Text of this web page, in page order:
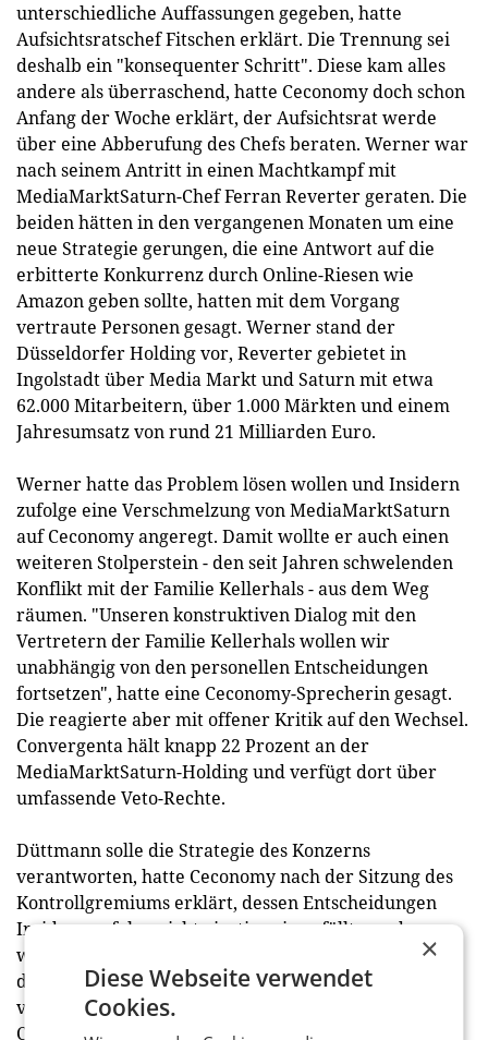
unterschiedliche Auffassungen gegeben, hatte
Aufsichtsratschef Fitschen erklärt. Die Trennung sei
deshalb ein "konsequenter Schritt". Diese kam alles
andere als überraschend, hatte Ceconomy doch schon
Anfang der Woche erklärt, der Aufsichtsrat werde
über eine Abberufung des Chefs beraten. Werner war
nach seinem Antritt in einen Machtkampf mit
MediaMarktSaturn-Chef Ferran Reverter geraten. Die
beiden hätten in den vergangenen Monaten um eine
neue Strategie gerungen, die eine Antwort auf die
erbitterte Konkurrenz durch Online-Riesen wie
Amazon geben sollte, hatten mit dem Vorgang
vertraute Personen gesagt. Werner stand der
Düsseldorfer Holding vor, Reverter gebietet in
Ingolstadt über Media Markt und Saturn mit etwa
62.000 Mitarbeitern, über 1.000 Märkten und einem
Jahresumsatz von rund 21 Milliarden Euro.
Werner hatte das Problem lösen wollen und Insidern
zufolge eine Verschmelzung von MediaMarktSaturn
auf Ceconomy angeregt. Damit wollte er auch einen
weiteren Stolperstein - den seit Jahren schwelenden
Konflikt mit der Familie Kellerhals - aus dem Weg
räumen. "Unseren konstruktiven Dialog mit den
Vertretern der Familie Kellerhals wollen wir
unabhängig von den personellen Entscheidungen
fortsetzen", hatte eine Ceconomy-Sprecherin gesagt.
Die reagierte aber mit offener Kritik auf den Wechsel.
Convergenta hält knapp 22 Prozent an der
MediaMarktSaturn-Holding und verfügt dort über
umfassende Veto-Rechte.
Düttmann solle die Strategie des Konzerns
verantworten, hatte Ceconomy nach der Sitzung des
Kontrollgremiums erklärt, dessen Entscheidungen
Insidern zufolge nicht einstimmig gefällt worden
waren. Düttmann werde ein Komitee zur Umsetzung
der Strategie leiten, dem auch die Geschäftsführung
von MediaMarktSaturn angehören werde, teilte
Ceconomy mit. Becker erklärte, Convergenta fordere
×
Diese Webseite verwendet
Cookies.